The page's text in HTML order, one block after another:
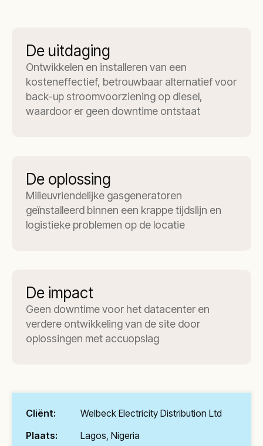
De uitdaging
Ontwikkelen en installeren van een
kosteneffectief, betrouwbaar alternatief voor
back-up stroomvoorziening op diesel,
waardoor er geen downtime ontstaat
De oplossing
Milieuvriendelijke gasgeneratoren
geïnstalleerd binnen een krappe tijdslijn en
logistieke problemen op de locatie
De impact
Geen downtime voor het datacenter en
verdere ontwikkeling van de site door
oplossingen met accuopslag
Cliënt:
Welbeck Electricity Distribution Ltd
Plaats:
Lagos, Nigeria